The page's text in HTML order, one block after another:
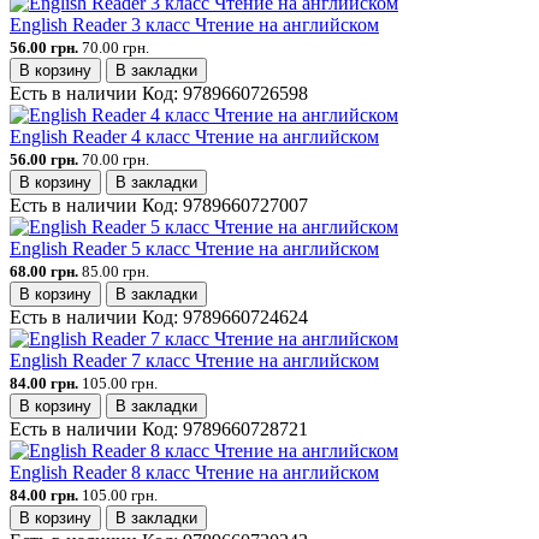
English Reader 3 класс Чтение на английском
56.00 грн. 70.00 грн.
В корзину
В закладки
Есть в наличии Код: 9789660726598
English Reader 4 класс Чтение на английском
56.00 грн. 70.00 грн.
В корзину
В закладки
Есть в наличии Код: 9789660727007
English Reader 5 класс Чтение на английском
68.00 грн. 85.00 грн.
В корзину
В закладки
Есть в наличии Код: 9789660724624
English Reader 7 класс Чтение на английском
84.00 грн. 105.00 грн.
В корзину
В закладки
Есть в наличии Код: 9789660728721
English Reader 8 класс Чтение на английском
84.00 грн. 105.00 грн.
В корзину
В закладки